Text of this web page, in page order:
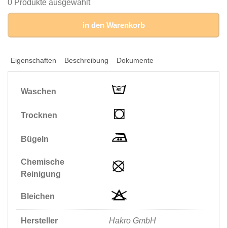
300g/m²,
0 Produkte ausgewählt
in den Warenkorb
Eigenschaften Beschreibung Dokumente
Waschen
Trocknen
Bügeln
Chemische
Reinigung
Bleichen
Hersteller Hakro GmbH